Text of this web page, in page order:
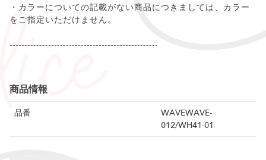
・カラーについての記載がない商品につきましては、カラー
をご指定いただけません。
--------------------------------------------------
商品情報
品番
WAVEWAVE-
012/WH41-01